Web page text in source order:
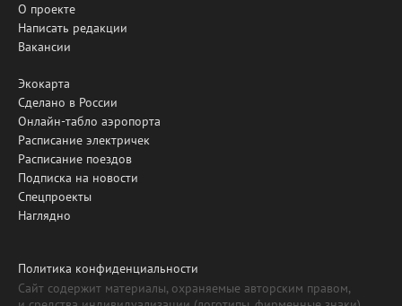
О проекте
Написать редакции
Вакансии
Экокарта
Сделано в России
Онлайн-табло аэропорта
Расписание электричек
Расписание поездов
Подписка на новости
Спецпроекты
Наглядно
Политика конфиденциальности
Сайт содержит материалы, охраняемые авторским правом,